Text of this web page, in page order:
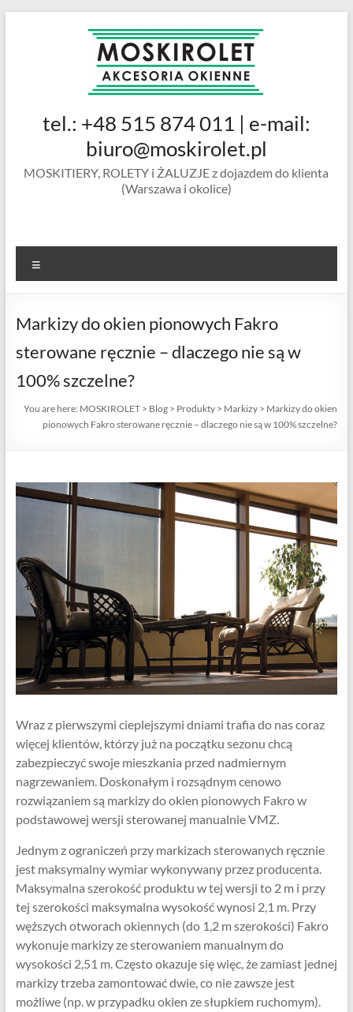
MOSKIROLET
siatki na
okienne |
ramkowe i
drzwiowe
tel.: +48 515 874 011 | e-mail:
biuro@moskirolet.pl
MOSKITIERY, ROLETY i ŻALUZJE z dojazdem do klienta
(Warszawa i okolice)
Markizy do okien pionowych Fakro
sterowane ręcznie – dlaczego nie są w
100% szczelne?
You are here: MOSKIROLET > Blog > Produkty > Markizy > Markizy do okien
pionowych Fakro sterowane ręcznie – dlaczego nie są w 100% szczelne?
Wraz z pierwszymi cieplejszymi dniami trafia do nas coraz
więcej klientów, którzy już na początku sezonu chcą
zabezpieczyć swoje mieszkania przed nadmiernym
nagrzewaniem. Doskonałym i rozsądnym cenowo
rozwiązaniem są markizy do okien pionowych Fakro w
podstawowej wersji sterowanej manualnie VMZ.
Jednym z ograniczeń przy markizach sterowanych ręcznie
jest maksymalny wymiar wykonywany przez producenta.
Maksymalna szerokość produktu w tej wersji to 2 m i przy
tej szerokości maksymalna wysokość wynosi 2,1 m. Przy
węższych otworach okiennych (do 1,2 m szerokości) Fakro
wykonuje markizy ze sterowaniem manualnym do
wysokości 2,51 m. Często okazuje się więc, że zamiast jednej
markizy trzeba zamontować dwie, co nie zawsze jest
możliwe (np. w przypadku okien ze słupkiem ruchomym).